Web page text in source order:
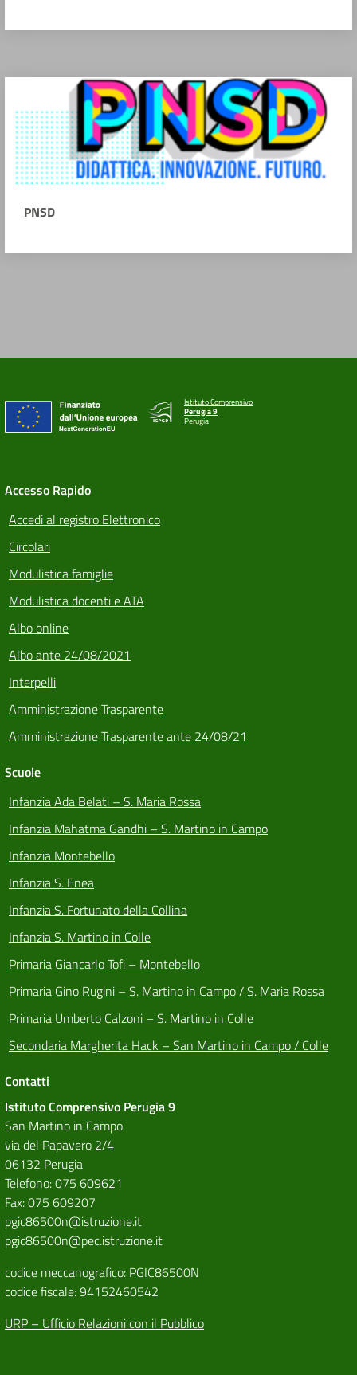
PNSD
Istituto Comprensivo
Perugia 9
Perugia
Accesso Rapido
Accedi al registro Elettronico
Circolari
Modulistica famiglie
Modulistica docenti e ATA
Albo online
Albo ante 24/08/2021
Interpelli
Amministrazione Trasparente
Amministrazione Trasparente ante 24/08/21
Scuole
Infanzia Ada Belati – S. Maria Rossa
Infanzia Mahatma Gandhi – S. Martino in Campo
Infanzia Montebello
Infanzia S. Enea
Infanzia S. Fortunato della Collina
Infanzia S. Martino in Colle
Primaria Giancarlo Tofi – Montebello
Primaria Gino Rugini – S. Martino in Campo / S. Maria Rossa
Primaria Umberto Calzoni – S. Martino in Colle
Secondaria Margherita Hack – San Martino in Campo / Colle
Contatti
Istituto Comprensivo Perugia 9
San Martino in Campo
via del Papavero 2/4
06132 Perugia
Telefono: 075 609621
Fax: 075 609207
pgic86500n@istruzione.it
pgic86500n@pec.istruzione.it
codice meccanografico: PGIC86500N
codice fiscale: 94152460542
URP – Ufficio Relazioni con il Pubblico